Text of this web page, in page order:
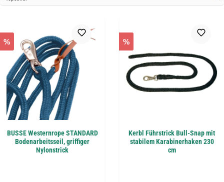
%
BUSSE Westernrope STANDARD
Bodenarbeitsseil, griffiger
Nylonstrick
%
Kerbl Führstrick Bull-Snap mit
stabilem Karabinerhaken 230
cm